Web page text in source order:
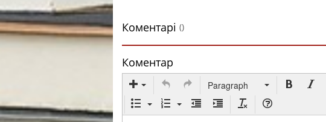
Коментарі ()
Коментар
Paragraph